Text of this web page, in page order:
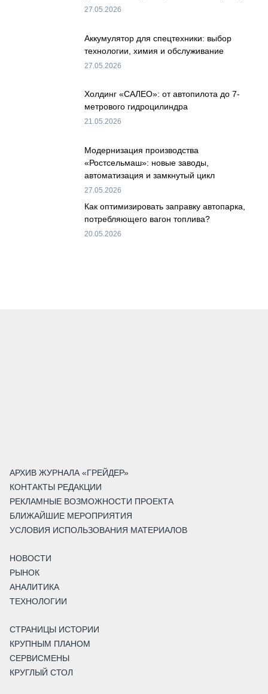
27.05.2026
Аккумулятор для спецтехники: выбор
технологии, химия и обслуживание
27.05.2026
Холдинг «САЛЕО»: от автопилота до 7-
метрового гидроцилиндра
21.05.2026
Модернизация производства
«Ростсельмаш»: новые заводы,
автоматизация и замкнутый цикл
27.05.2026
Как оптимизировать заправку автопарка,
потребляющего вагон топлива?
20.05.2026
АРХИВ ЖУРНАЛА «ГРЕЙДЕР»
КОНТАКТЫ РЕДАКЦИИ
РЕКЛАМНЫЕ ВОЗМОЖНОСТИ ПРОЕКТА
БЛИЖАЙШИЕ МЕРОПРИЯТИЯ
УСЛОВИЯ ИСПОЛЬЗОВАНИЯ МАТЕРИАЛОВ
НОВОСТИ
РЫНОК
АНАЛИТИКА
ТЕХНОЛОГИИ
СТРАНИЦЫ ИСТОРИИ
КРУПНЫМ ПЛАНОМ
СЕРВИСМЕНЫ
КРУГЛЫЙ СТОЛ